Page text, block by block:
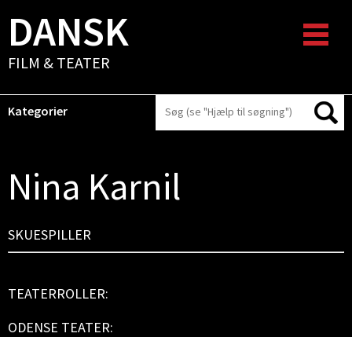
DANSK
FILM & TEATER
Kategorier
Nina Karnil
SKUESPILLER
TEATERROLLER:
ODENSE TEATER: